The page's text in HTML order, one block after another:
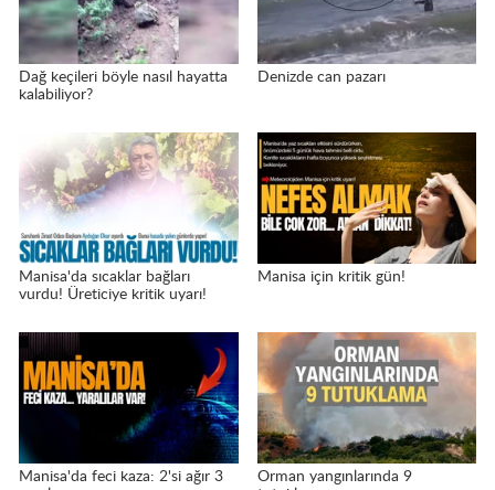
Dağ keçileri böyle nasıl hayatta
kalabiliyor?
Denizde can pazarı
Manisa'da sıcaklar bağları
vurdu! Üreticiye kritik uyarı!
Manisa için kritik gün!
Manisa'da feci kaza: 2'si ağır 3
Orman yangınlarında 9